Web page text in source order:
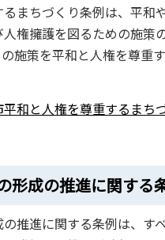
まちづくり条例は、平和
権擁護を図るための施策
施策を平和と人権を尊重
平和と人権を尊重するまち
形成の推進に関する
推進に関する条例は、す